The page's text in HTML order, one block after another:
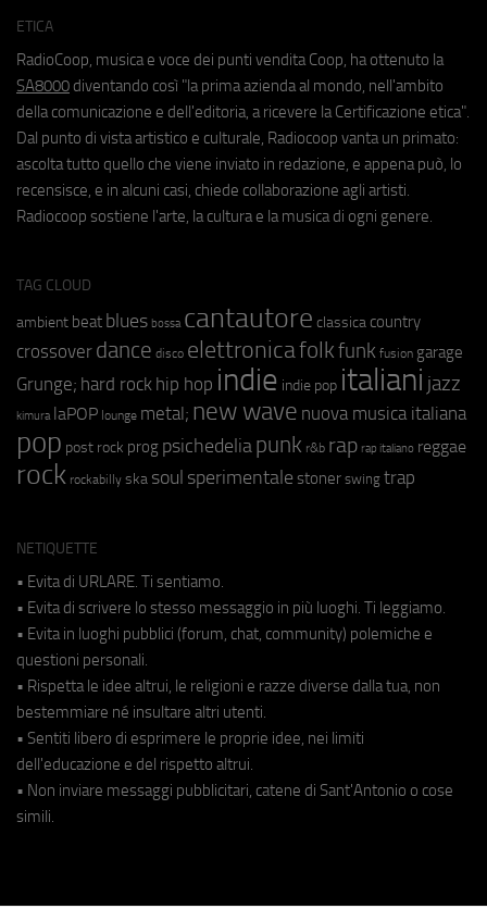
ETICA
RadioCoop, musica e voce dei punti vendita Coop, ha ottenuto la
SA8000 diventando così "la prima azienda al mondo, nell'ambito
della comunicazione e dell'editoria, a ricevere la Certificazione etica".
Dal punto di vista artistico e culturale, Radiocoop vanta un primato:
ascolta tutto quello che viene inviato in redazione, e appena può, lo
recensisce, e in alcuni casi, chiede collaborazione agli artisti.
Radiocoop sostiene l'arte, la cultura e la musica di ogni genere.
TAG CLOUD
ambient beat blues bossa cantautore classica country
crossover dance disco elettronicafolkfunk fusion garage
Grunge; hard rock hip hop indie indie pop italiani jazz
kimura laPOP lounge metal; new wave nuova musica italiana
pop post rock prog psichedeliapunk r&b rap rap italiano reggae
rock rockabilly ska soul sperimentale stoner swing trap
NETIQUETTE
• Evita di URLARE. Ti sentiamo.
• Evita di scrivere lo stesso messaggio in più luoghi. Ti leggiamo.
• Evita in luoghi pubblici (forum, chat, community) polemiche e
questioni personali.
• Rispetta le idee altrui, le religioni e razze diverse dalla tua, non
bestemmiare né insultare altri utenti.
• Sentiti libero di esprimere le proprie idee, nei limiti
dell'educazione e del rispetto altrui.
• Non inviare messaggi pubblicitari, catene di Sant'Antonio o cose
simili.